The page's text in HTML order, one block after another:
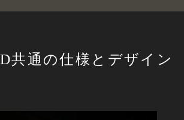
共通の仕様とデザイン